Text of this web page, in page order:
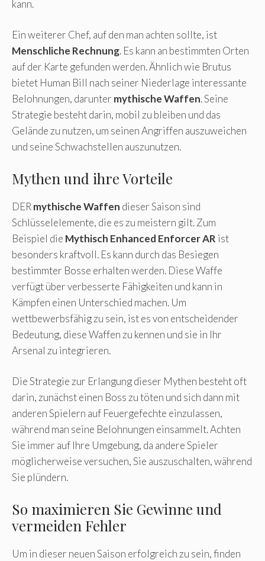
kann.
Ein weiterer Chef, auf den man achten sollte, ist
Menschliche Rechnung. Es kann an bestimmten Orten
auf der Karte gefunden werden. Ähnlich wie Brutus
bietet Human Bill nach seiner Niederlage interessante
Belohnungen, darunter mythische Waffen. Seine
Strategie besteht darin, mobil zu bleiben und das
Gelände zu nutzen, um seinen Angriffen auszuweichen
und seine Schwachstellen auszunutzen.
Mythen und ihre Vorteile
DER mythische Waffen dieser Saison sind
Schlüsselelemente, die es zu meistern gilt. Zum
Beispiel die Mythisch Enhanced Enforcer AR ist
besonders kraftvoll. Es kann durch das Besiegen
bestimmter Bosse erhalten werden. Diese Waffe
verfügt über verbesserte Fähigkeiten und kann in
Kämpfen einen Unterschied machen. Um
wettbewerbsfähig zu sein, ist es von entscheidender
Bedeutung, diese Waffen zu kennen und sie in Ihr
Arsenal zu integrieren.
Die Strategie zur Erlangung dieser Mythen besteht oft
darin, zunächst einen Boss zu töten und sich dann mit
anderen Spielern auf Feuergefechte einzulassen,
während man seine Belohnungen einsammelt. Achten
Sie immer auf Ihre Umgebung, da andere Spieler
möglicherweise versuchen, Sie auszuschalten, während
Sie plündern.
So maximieren Sie Gewinne und
vermeiden Fehler
Um in dieser neuen Saison erfolgreich zu sein, finden